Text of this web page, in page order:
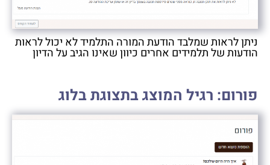
ניתן לראות שמלבד הודעת המורה התלמיד לא יכול לראות
הודעות של תלמידים אחרים כיוון שאינו הגיב על הדיון
פורום: רגיל המוצג בתצוגת בלוג